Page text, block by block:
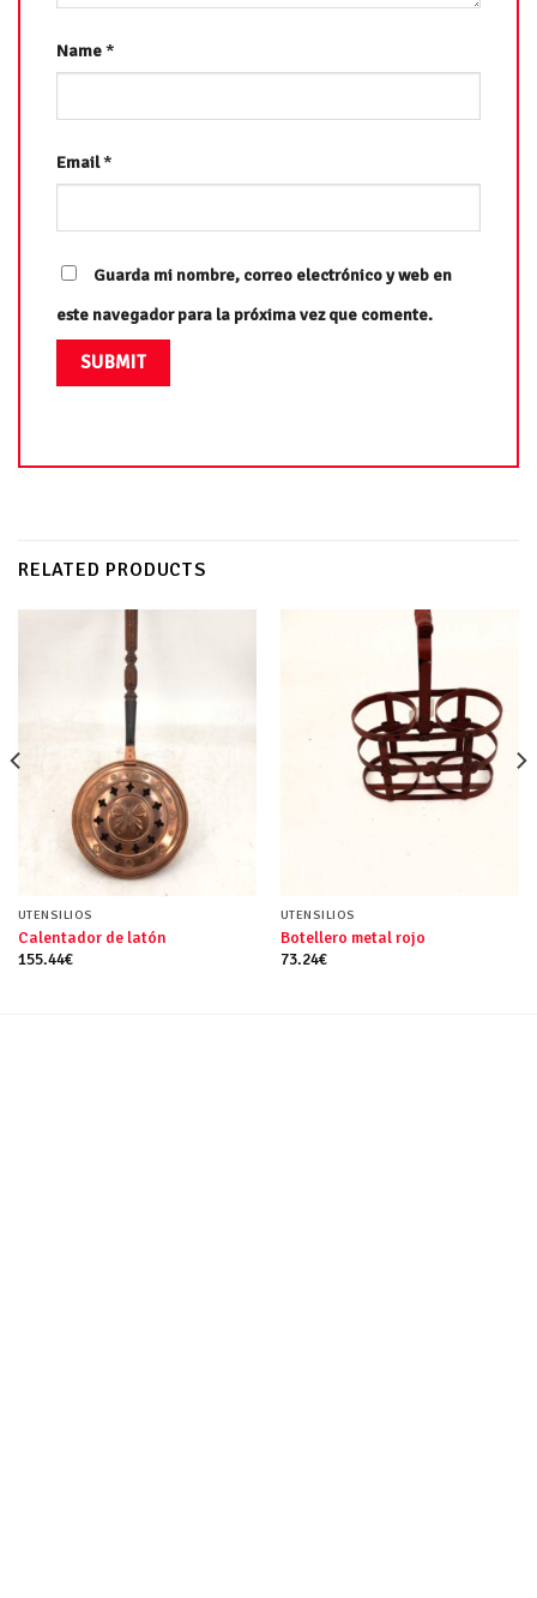
Name*
Email*
Guarda mi nombre, correo electrónico y web en
este navegador para la próxima vez que comente.
RELATED PRODUCTS
UTENSILIOS
Calentador de latón
155.44€
UTENSILIOS
Botellero metal rojo
73.24€